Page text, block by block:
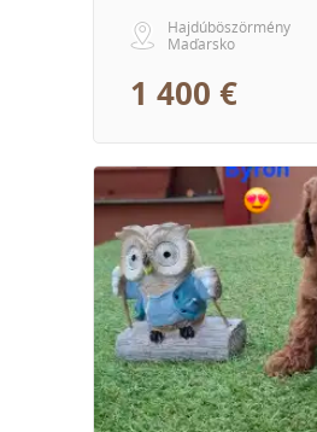
Hajdúböszörmény
Maďarsko
1 400 €